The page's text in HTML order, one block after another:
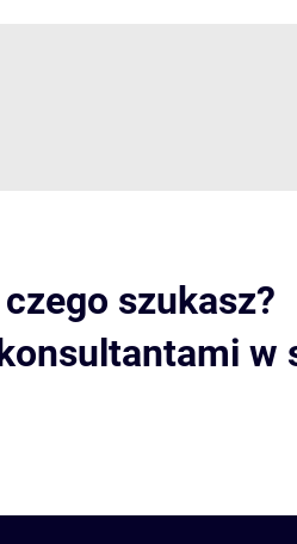
szukasz?
w